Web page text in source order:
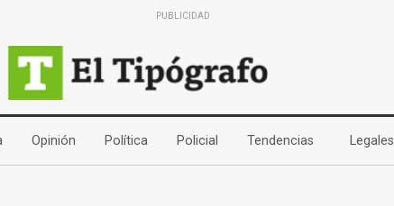
PUBLICIDAD
(current)Opinión (current)Política (current)Policial (current)Tendencias (current)Legales